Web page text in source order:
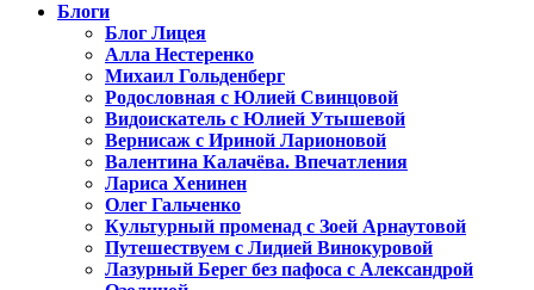
Блоги
Блог Лицея
Алла Нестеренко
Михаил Гольденберг
Родословная с Юлией Свинцовой
Видоискатель с Юлией Утышевой
Вернисаж с Ириной Ларионовой
Валентина Калачёва. Впечатления
Лариса Хенинен
Олег Гальченко
Культурный променад с Зоей Арнаутовой
Путешествуем с Лидией Винокуровой
Лазурный Берег без пафоса с Александрой